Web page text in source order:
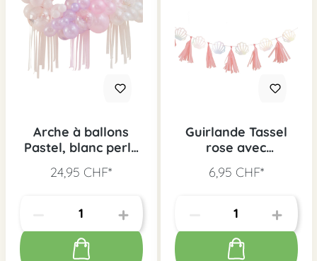
Arche à ballons
Pastel, blanc perle
24,95 CHF*
Guirlande Tassel
rose avec
6,95 CHF*